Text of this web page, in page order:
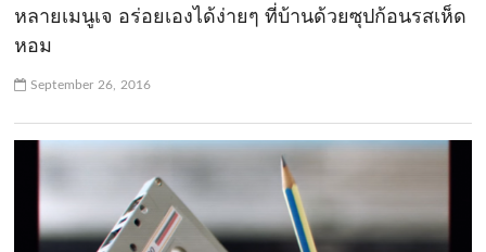
หลายเมนูเจ อร่อยเองได้ง่ายๆ ที่บ้านด้วยซุปก้อนรสเห็ด
หอม
September 26, 2016